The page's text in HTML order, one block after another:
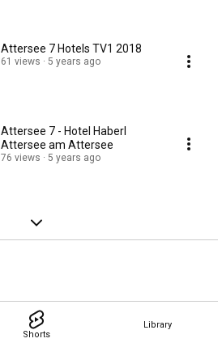
Shorts
Library
Attersee 7 Hotels TV1 2018
61 views 5 years ago
Attersee 7 - Hotel Haberl
Attersee am Attersee
76 views 5 years ago